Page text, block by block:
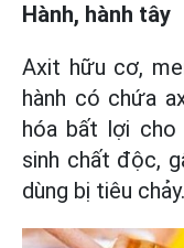
Hành, hành tây
Axit hữu cơ,
hành có chứa
hóa bất lợi cho
sinh chất độc,
dùng bị tiêu chảy.